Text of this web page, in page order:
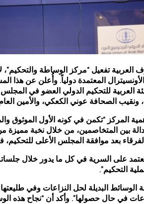
المعتمدة دولياً. وأُعلن عن
العربية للتحكيم الدولي العضو في
الصحافة عوني الكعكي، والأمين
المركز “تكمن في كونه الأول الموثوق
بعد موافقة المجلس الأعلى
على السرية في كل ما يدور خلال
التحكيم”.
الوسائط البديلة لحل النزاعات وفي
في حال حصولها”. وأكد أن “نجاح هذه